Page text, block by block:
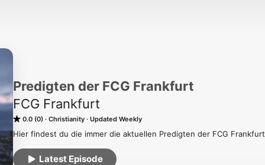
Predigten der FCG Frankfurt
FCG Frankfurt
0.0 (0) Christianity Updated Weekly
Hier findest du die immer die aktuellen Predigten der FCG Frankfurt
Latest Episode